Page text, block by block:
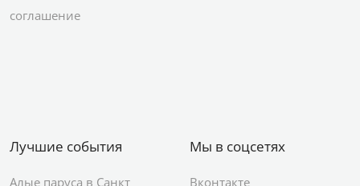
соглашение
Лучшие события
Алые паруса в Санкт
Мы в соцсетях
Вконтакте